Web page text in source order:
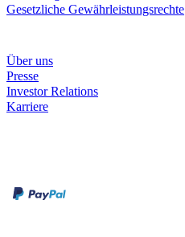
Gesetzliche Gewährleistungsrechte
Über uns
Presse
Investor Relations
Karriere